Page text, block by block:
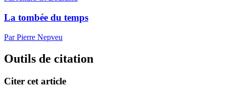
La tombée du temps
Par Pierre Nepveu
Outils de citation
Citer cet article